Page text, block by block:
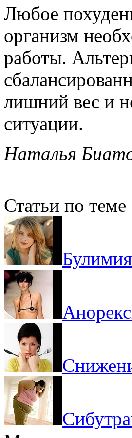
Любое
организм
работы.
лишний вес и
ситуации.
Наталья
Статьи по теме